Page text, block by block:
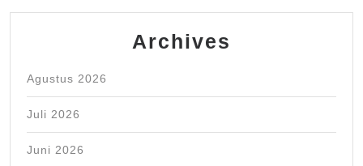
Archives
Agustus 2026
Juli 2026
Juni 2026